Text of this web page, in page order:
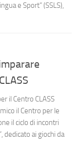
e Sport” (SSLS),
il Centro CLASS
il Centro per le
il ciclo di incontri
dedicato ai giochi da